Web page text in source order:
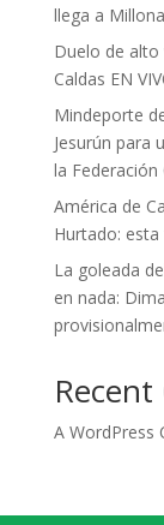
llega a
Duelo de alto
Caldas EN
Mindeporte
Jesurún para
la
América de
Hurtado:
La goleada
en nada:
A WordPress